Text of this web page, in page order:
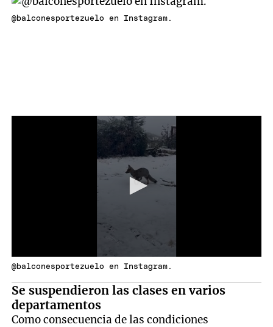
@balconesportezuelo en Instagram.
@balconesportezuelo en Instagram.
Se suspendieron las clases en varios
departamentos
Como consecuencia de las condiciones